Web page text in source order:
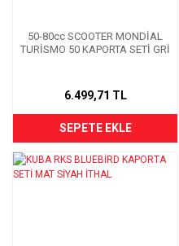
50-80cc SCOOTER MONDİAL
TURİSMO 50 KAPORTA SETİ GRİ
6.499,71 TL
SEPETE EKLE